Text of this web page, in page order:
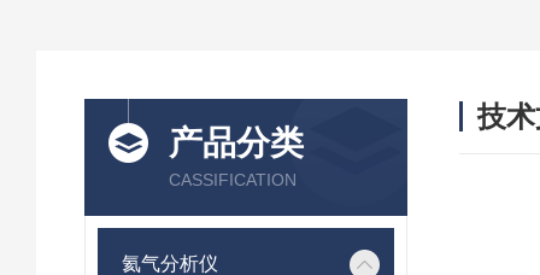
产品分类
CASSIFICATION
氦气分析仪
技